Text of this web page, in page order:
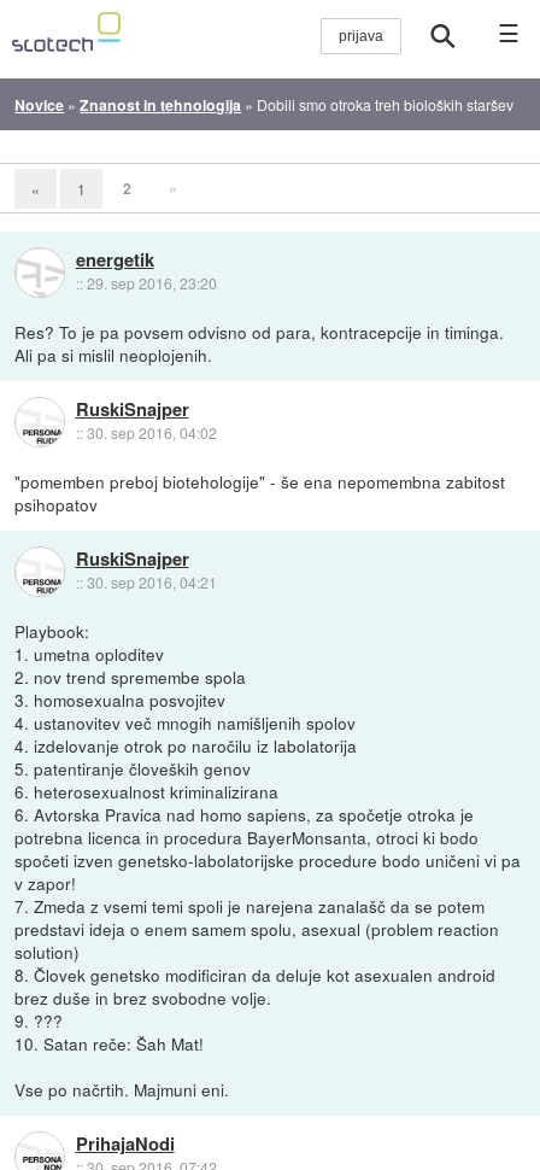
☰
Novice »Znanost in tehnologija » Dobili smo otroka treh bioloških staršev
« 1 2 »
energetik
::29. sep 2016, 23:20
Res? To je pa povsem odvisno od para, kontracepcije in timinga.
Ali pa si mislil neoplojenih.
RuskiSnajper
::30. sep 2016, 04:02
"pomemben preboj biotehologije" - še ena nepomembna zabitost
psihopatov
RuskiSnajper
::30. sep 2016, 04:21
Playbook:
1. umetna oploditev
2. nov trend spremembe spola
3. homosexualna posvojitev
4. ustanovitev več mnogih namišljenih spolov
4. izdelovanje otrok po naročilu iz labolatorija
5. patentiranje človeških genov
6. heterosexualnost kriminalizirana
6. Avtorska Pravica nad homo sapiens, za spočetje otroka je
potrebna licenca in procedura BayerMonsanta, otroci ki bodo
spočeti izven genetsko-labolatorijske procedure bodo uničeni vi pa
v zapor!
7. Zmeda z vsemi temi spoli je narejena zanalašč da se potem
predstavi ideja o enem samem spolu, asexual (problem reaction
solution)
8. Človek genetsko modificiran da deluje kot asexualen android
brez duše in brez svobodne volje.
9. ???
10. Satan reče: Šah Mat!
Vse po načrtih. Majmuni eni.
PrihajaNodi